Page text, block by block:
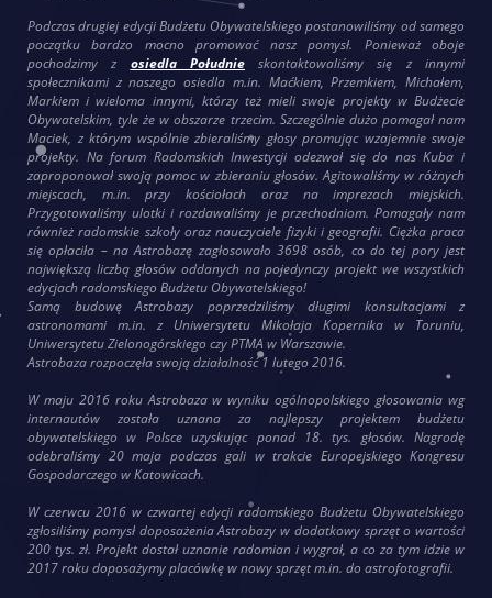
Podczas drugiej edycji Budżetu Obywatelskiego postanowiliśmy od samego
początku bardzo mocno promować nasz pomysł. Ponieważ oboje
pochodzimy z osiedla Południeskontaktowaliśmy się z innymi
społecznikami z naszego osiedla m.in. Maćkiem, Przemkiem, Michałem,
Markiem i wieloma innymi, którzy też mieli swoje projekty w Budżecie
Obywatelskim, tyle że w obszarze trzecim. Szczególnie dużo pomagał nam
Maciek, z którym wspólnie zbieraliśmy głosy promując wzajemnie swoje
projekty. Na forum Radomskich Inwestycji odezwał się do nas Kuba i
zaproponował swoją pomoc w zbieraniu głosów. Agitowaliśmy w różnych
miejscach, m.in. przy kościołach oraz na imprezach miejskich.
Przygotowaliśmy ulotki i rozdawaliśmy je przechodniom. Pomagały nam
również radomskie szkoły oraz nauczyciele fizyki i geografii. Ciężka praca
się opłaciła – na Astrobazę zagłosowało 3698 osób, co do tej pory jest
największą liczbą głosów oddanych na pojedynczy projekt we wszystkich
edycjach radomskiego Budżetu Obywatelskiego!
Samą budowę Astrobazy poprzedziliśmy długimi konsultacjami z
astronomami m.in. z Uniwersytetu Mikołaja Kopernika w Toruniu,
Uniwersytetu Zielonogórskiego czy PTMA w Warszawie.
Astrobaza rozpoczęła swoją działalność 1 lutego 2016.
W maju 2016 roku Astrobaza w wyniku ogólnopolskiego głosowania wg
internautów została uznana za najlepszy projektem budżetu
obywatelskiego w Polsce uzyskując ponad 18. tys. głosów. Nagrodę
odebraliśmy 20 maja podczas gali w trakcie Europejskiego Kongresu
Gospodarczego w Katowicach.
W czerwcu 2016 w czwartej edycji radomskiego Budżetu Obywatelskiego
zgłosiliśmy pomysł doposażenia Astrobazy w dodatkowy sprzęt o wartości
200 tys. zł. Projekt dostał uznanie radomian i wygrał, a co za tym idzie w
2017 roku doposażymy placówkę w nowy sprzęt m.in. do astrofotografii.